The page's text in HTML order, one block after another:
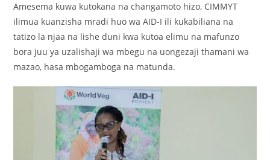
Amesema kuwa kutokana na changamoto hizo, CIMMYT
ilimua kuanzisha mradi huo wa AID-I ili kukabiliana na
tatizo la njaa na lishe duni kwa kutoa elimu na mafunzo
bora juu ya uzalishaji wa mbegu na uongezaji thamani wa
mazao, hasa mbogamboga na matunda.